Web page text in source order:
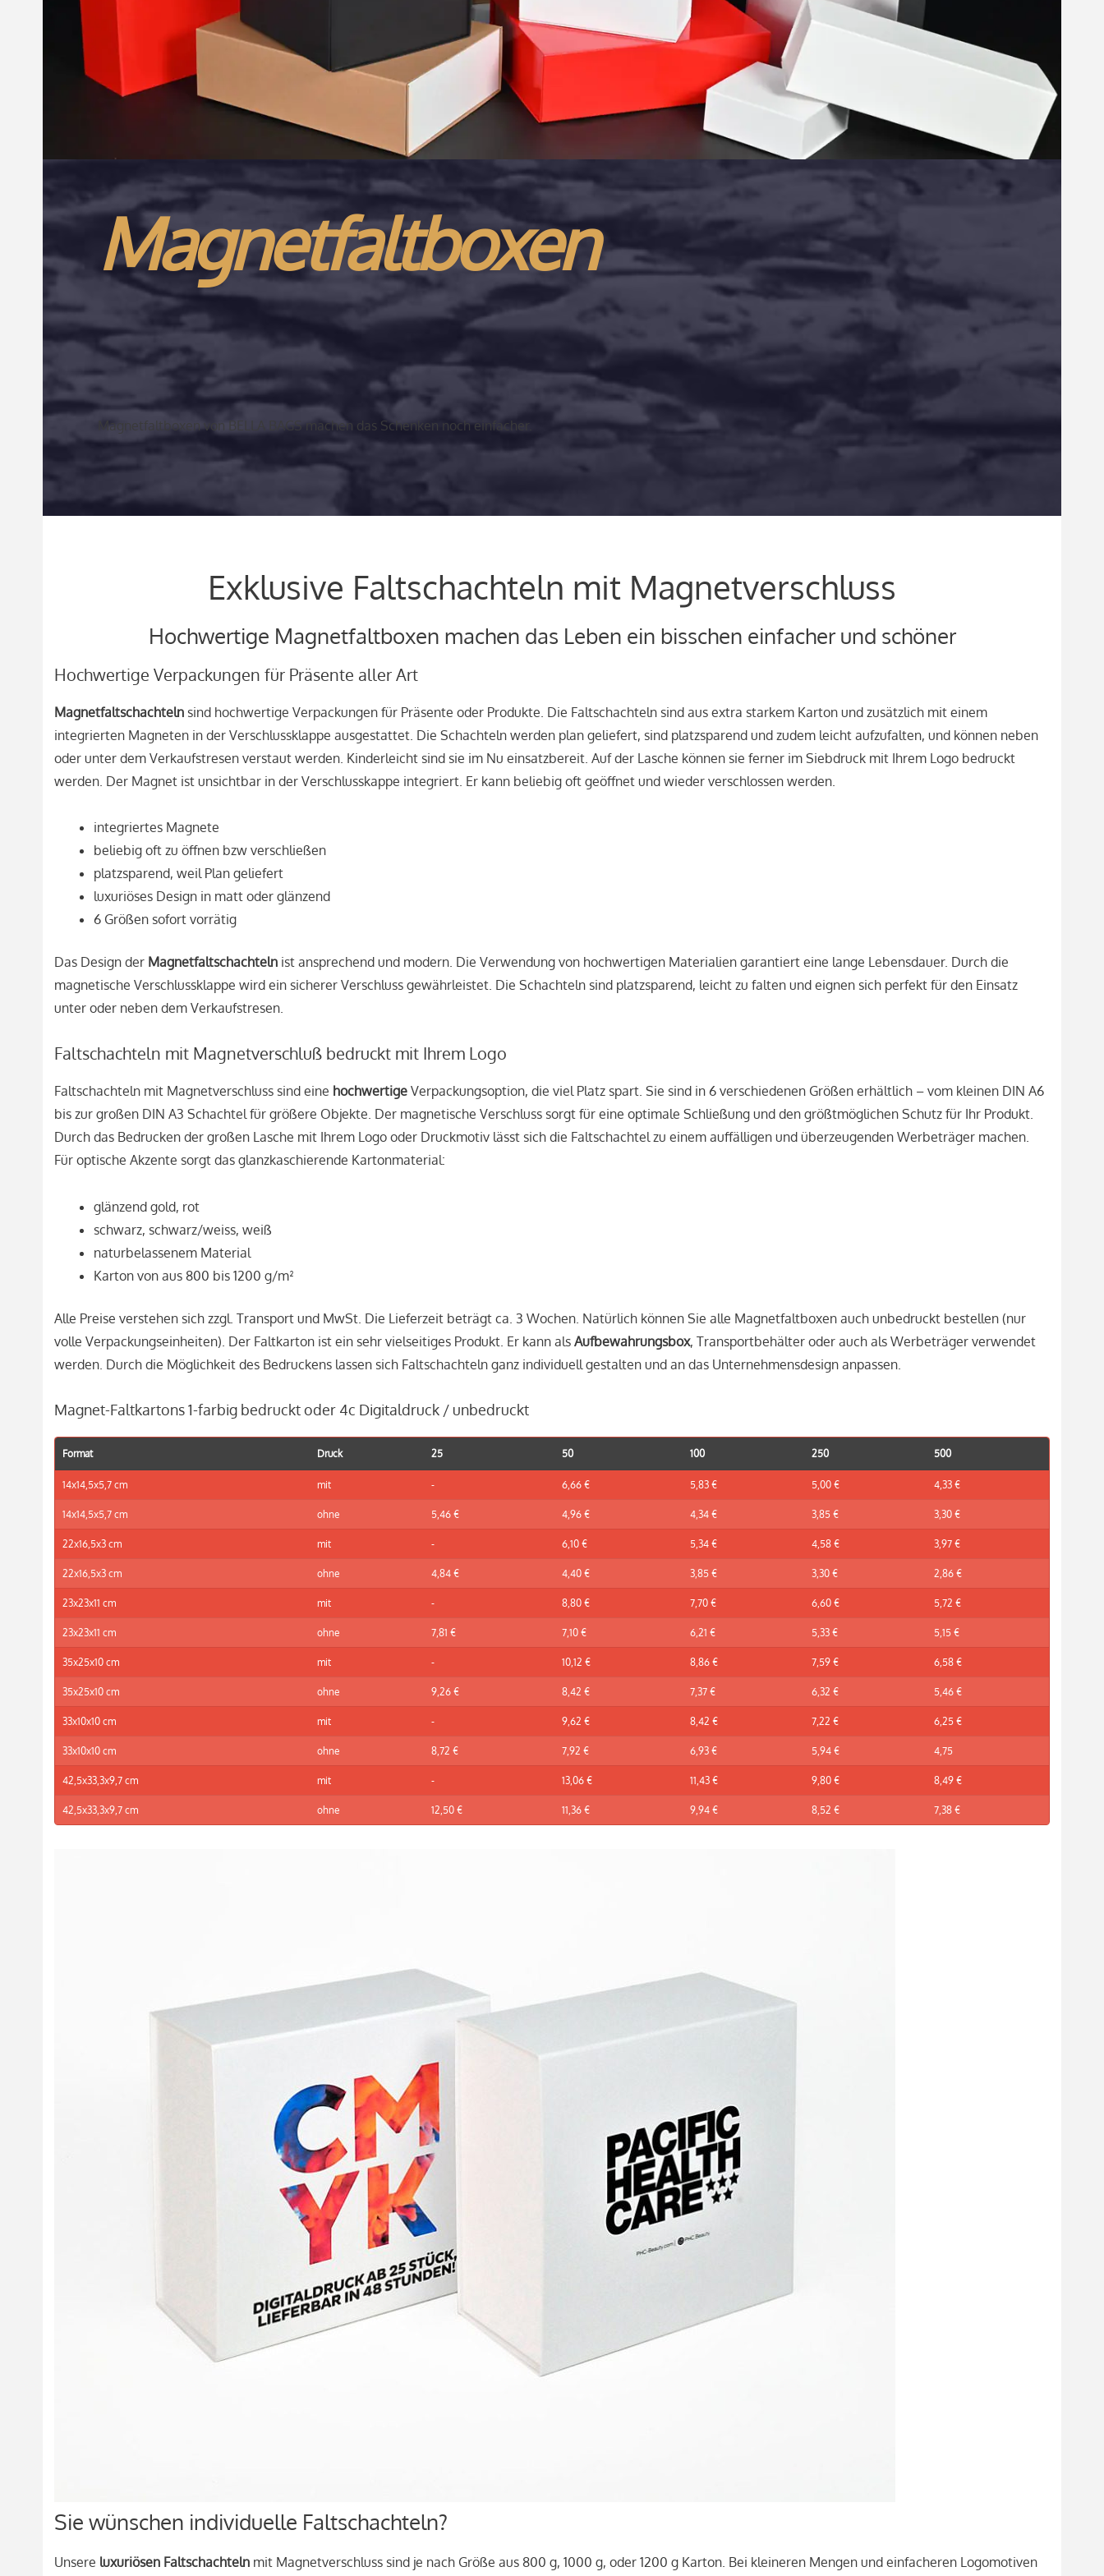
Magnetfaltboxen
Magnetfaltboxen von BELLA BAGS machen das Schenken noch einfacher.
Exklusive Faltschachteln mit Magnetverschluss
Hochwertige Magnetfaltboxen machen das Leben ein bisschen einfacher und schöner
Hochwertige Verpackungen für Präsente aller Art
Magnetfaltschachteln sind hochwertige Verpackungen für Präsente oder Produkte. Die Faltschachteln sind aus extra starkem Karton und zusätzlich mit einem
integrierten Magneten in der Verschlussklappe ausgestattet. Die Schachteln werden plan geliefert, sind platzsparend und zudem leicht aufzufalten, und können neben
oder unter dem Verkaufstresen verstaut werden. Kinderleicht sind sie im Nu einsatzbereit. Auf der Lasche können sie ferner im Siebdruck mit Ihrem Logo bedruckt
werden. Der Magnet ist unsichtbar in der Verschlusskappe integriert. Er kann beliebig oft geöffnet und wieder verschlossen werden.
integriertes Magnete
beliebig oft zu öffnen bzw verschließen
platzsparend, weil Plan geliefert
luxuriöses Design in matt oder glänzend
6 Größen sofort vorrätig
Das Design der Magnetfaltschachteln ist ansprechend und modern. Die Verwendung von hochwertigen Materialien garantiert eine lange Lebensdauer. Durch die
magnetische Verschlussklappe wird ein sicherer Verschluss gewährleistet. Die Schachteln sind platzsparend, leicht zu falten und eignen sich perfekt für den Einsatz
unter oder neben dem Verkaufstresen.
Faltschachteln mit Magnetverschluß bedruckt mit Ihrem Logo
Faltschachteln mit Magnetverschluss sind eine hochwertige Verpackungsoption, die viel Platz spart. Sie sind in 6 verschiedenen Größen erhältlich – vom kleinen DIN A6
bis zur großen DIN A3 Schachtel für größere Objekte. Der magnetische Verschluss sorgt für eine optimale Schließung und den größtmöglichen Schutz für Ihr Produkt.
Durch das Bedrucken der großen Lasche mit Ihrem Logo oder Druckmotiv lässt sich die Faltschachtel zu einem auffälligen und überzeugenden Werbeträger machen.
Für optische Akzente sorgt das glanzkaschierende Kartonmaterial:
glänzend gold, rot
schwarz, schwarz/weiss, weiß
naturbelassenem Material
Karton von aus 800 bis 1200 g/m²
Alle Preise verstehen sich zzgl. Transport und MwSt. Die Lieferzeit beträgt ca. 3 Wochen. Natürlich können Sie alle Magnetfaltboxen auch unbedruckt bestellen (nur
volle Verpackungseinheiten). Der Faltkarton ist ein sehr vielseitiges Produkt. Er kann als Aufbewahrungsbox, Transportbehälter oder auch als Werbeträger verwendet
werden. Durch die Möglichkeit des Bedruckens lassen sich Faltschachteln ganz individuell gestalten und an das Unternehmensdesign anpassen.
Magnet-Faltkartons 1-farbig bedruckt oder 4c Digitaldruck / unbedruckt
Format Druck 25 50 100 250 500
14x14,5x5,7 cm mit - 6,66 € 5,83 € 5,00 € 4,33 €
14x14,5x5,7 cm ohne 5,46 € 4,96 € 4,34 € 3,85 € 3,30 €
22x16,5x3 cm mit - 6,10 € 5,34 € 4,58 € 3,97 €
22x16,5x3 cm ohne 4,84 € 4,40 € 3,85 € 3,30 € 2,86 €
23x23x11 cm mit - 8,80 € 7,70 € 6,60 € 5,72 €
23x23x11 cm ohne 7,81 € 7,10 € 6,21 € 5,33 € 5,15 €
35x25x10 cm mit - 10,12 € 8,86 € 7,59 € 6,58 €
35x25x10 cm ohne 9,26 € 8,42 € 7,37 € 6,32 € 5,46 €
33x10x10 cm mit - 9,62 € 8,42 € 7,22 € 6,25 €
33x10x10 cm ohne 8,72 € 7,92 € 6,93 € 5,94 € 4,75
42,5x33,3x9,7 cm mit - 13,06 € 11,43 € 9,80 € 8,49 €
42,5x33,3x9,7 cm ohne 12,50 € 11,36 € 9,94 € 8,52 € 7,38 €
Sie wünschen individuelle Faltschachteln?
Unsere luxuriösen Faltschachteln mit Magnetverschluss sind je nach Größe aus 800 g, 1000 g, oder 1200 g Karton. Bei kleineren Mengen und einfacheren Logomotiven